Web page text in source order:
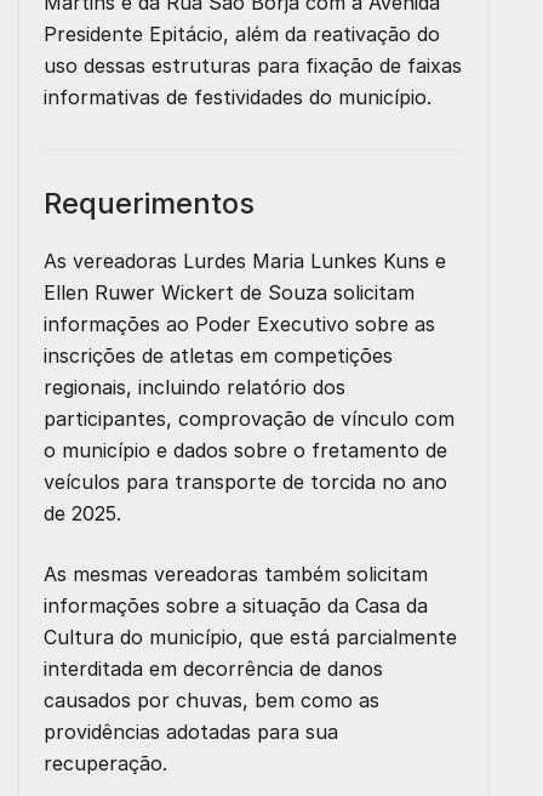
Presidente Epitácio, além da reativação do
uso dessas estruturas para fixação de faixas
informativas de festividades do município.
Requerimentos
As vereadoras Lurdes Maria Lunkes Kuns e
Ellen Ruwer Wickert de Souza solicitam
informações ao Poder Executivo sobre as
inscrições de atletas em competições
regionais, incluindo relatório dos
participantes, comprovação de vínculo com
o município e dados sobre o fretamento de
veículos para transporte de torcida no ano
de 2025.
As mesmas vereadoras também solicitam
informações sobre a situação da Casa da
Cultura do município, que está parcialmente
interditada em decorrência de danos
causados por chuvas, bem como as
providências adotadas para sua
recuperação.